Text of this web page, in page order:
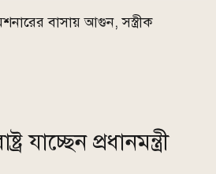
বাসায় আগুন, সস্ত্রীক
যাচ্ছেন প্রধানমন্ত্রী